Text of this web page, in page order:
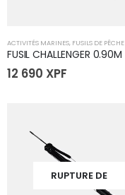
ACTIVITÉS MARINES, FUSILS DE PÊCHE
FUSIL CHALLENGER 0.90M
12 690 XPF
RUPTURE DE